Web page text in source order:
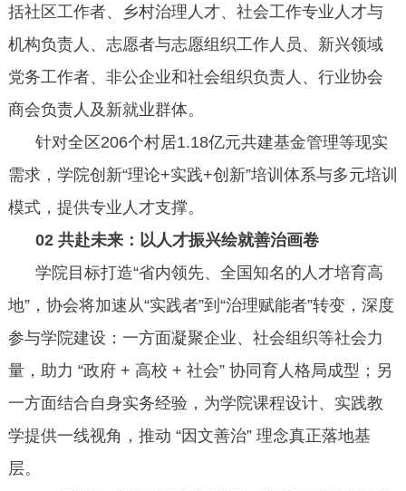
括社区工作者、乡村治理人才、社会工作专业人才与
机构负责人、志愿者与志愿组织工作人员、新兴领域
党务工作者、非公企业和社会组织负责人、行业协会
商会负责人及新就业群体。
针对全区206个村居1.18亿元共建基金管理等现实
需求，学院创新“理论+实践+创新”培训体系与多元培训
模式，提供专业人才支撑。
02 共赴未来：以人才振兴绘就善治画卷
学院目标打造“省内领先、全国知名的人才培育高
地”，协会将加速从“实践者”到“治理赋能者”转变，深度
参与学院建设：一方面凝聚企业、社会组织等社会力
量，助力 “政府 + 高校 + 社会” 协同育人格局成型；另
一方面结合自身实务经验，为学院课程设计、实践教
学提供一线视角，推动 “因文善治” 理念真正落地基
层。